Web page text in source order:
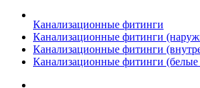
Канализационные фитинги
Канализационные фитинги
Канализационные фитинги
Канализационные фитинги